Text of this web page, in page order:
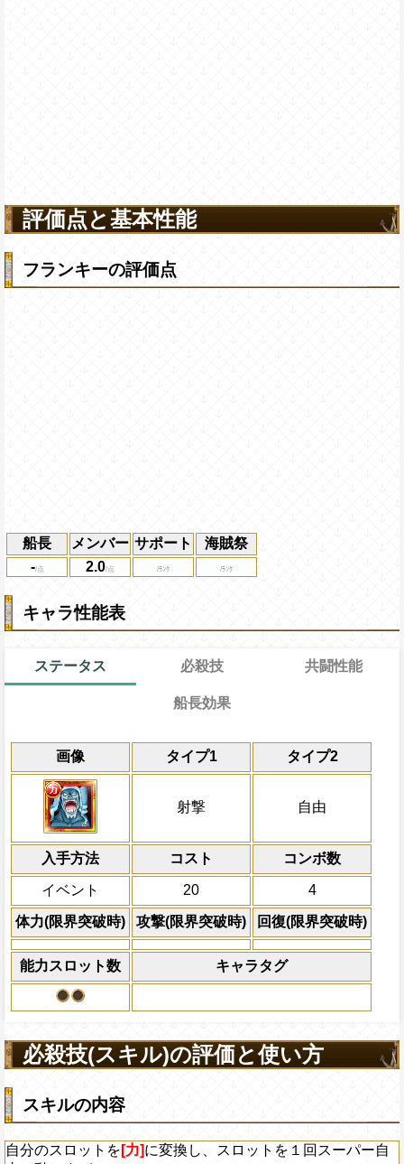
評価点と基本性能
フランキーの評価点
船長 メンバー サポート
海賊祭
-
2.0
キャラ性能表
ステータス
画像 タイプ1 タイプ2
射撃 自由
入手方法 コスト コンボ数
イベント 20 4
体力(限界突破時) 攻撃(限界突破時) 回復(限界突破時)
能力スロット数 キャラタグ
必殺技
通常 15→7ターン
限界突破
通常時
自分のスロットを
に変換し、スロッ
上限突破
共闘性能
共闘性能
船長効果
冒険開始時の必殺タ
キャラの攻撃を
にし、他の属性キャ
必殺技
ターン数：8
敵1体のHPを25%減
体力の上限を無視し
×30倍の全プレイヤー
(最大体力の2倍上限
えている時、体力満
になる)、全プレイヤ
アクション
を30%下げ、自由タ
げる
船長効果
通常時
力属性キャラの攻撃を2倍にする
Lv上限突破
必殺技(スキル)の評価と使い方
スキルの内容
自分のスロットを [力]に変換し、スロットを１回スーパー自